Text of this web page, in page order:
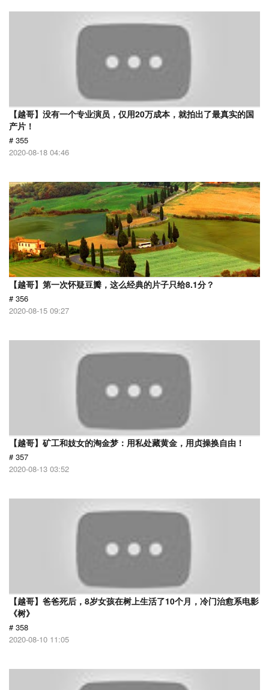
【越哥】没有一个专业演员，仅用20万成本，就拍出了最真实的国
产片！
# 355
2020-08-18 04:46
【越哥】第一次怀疑豆瓣，这么经典的片子只给8.1分？
# 356
2020-08-15 09:27
【越哥】矿工和妓女的淘金梦：用私处藏黄金，用贞操换自由！
# 357
2020-08-13 03:52
【越哥】爸爸死后，8岁女孩在树上生活了10个月，冷门治愈系电影
《树》
# 358
2020-08-10 11:05